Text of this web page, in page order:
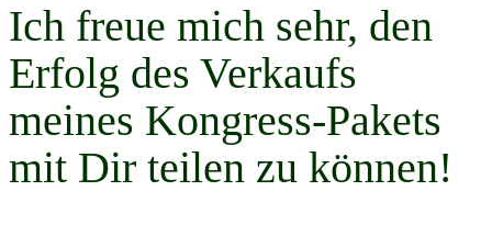
Ich freue mich sehr, den
Erfolg des Verkaufs
meines Kongress-Pakets
mit Dir teilen zu können!